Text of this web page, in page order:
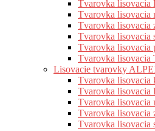
Tvarovka lisovacia
Tvarovka lisovacia
Tvarovka lisovacia
Tvarovka lisovacia
Tvarovka lisovacia
Tvarovka lisovacia
Lisovacie tvarovky
Tvarovka lisovacia
Tvarovka lisovacia
Tvarovka lisovacia
Tvarovka lisovacia
Tvarovka lisovacia